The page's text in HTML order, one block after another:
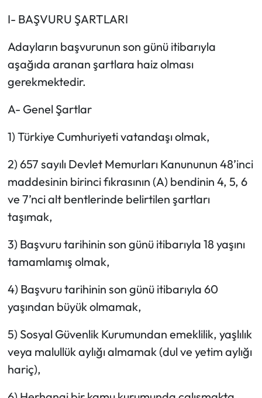
I- BAŞVURU ŞARTLARI
Adayların başvurunun son günü itibarıyla
aşağıda aranan şartlara haiz olması
gerekmektedir.
A- Genel Şartlar
1) Türkiye Cumhuriyeti vatandaşı olmak,
2) 657 sayılı Devlet Memurları Kanununun 48’inci
maddesinin birinci fıkrasının (A) bendinin 4, 5, 6
ve 7’nci alt bentlerinde belirtilen şartları
taşımak,
3) Başvuru tarihinin son günü itibarıyla 18 yaşını
tamamlamış olmak,
4) Başvuru tarihinin son günü itibarıyla 60
yaşından büyük olmamak,
5) Sosyal Güvenlik Kurumundan emeklilik, yaşlılık
veya malullük aylığı almamak (dul ve yetim aylığı
hariç),